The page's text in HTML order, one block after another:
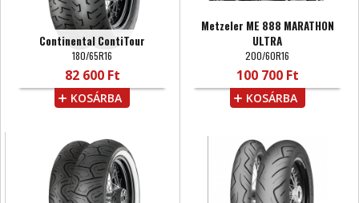
Continental ContiTour
180/65R16
82 600 Ft
KOSÁRBA
Metzeler ME 888 MARATHON
ULTRA
200/60R16
100 700 Ft
KOSÁRBA